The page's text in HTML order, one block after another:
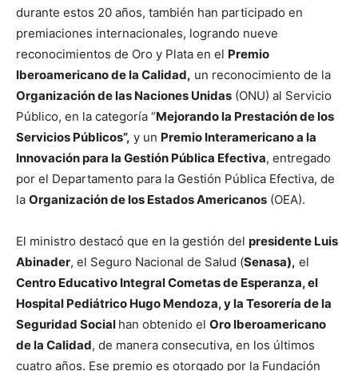
durante estos 20 años, también han participado en
premiaciones internacionales, logrando nueve
reconocimientos de Oro y Plata en el Premio
Iberoamericano de la Calidad, un reconocimiento de la
Organización de las Naciones Unidas (ONU) al Servicio
Público, en la categoría “Mejorando la Prestación de los
Servicios Públicos”, y un Premio Interamericano a la
Innovación para la Gestión Pública Efectiva, entregado
por el Departamento para la Gestión Pública Efectiva, de
la Organización de los Estados Americanos (OEA).
El ministro destacó que en la gestión del presidente Luis
Abinader, el Seguro Nacional de Salud (Senasa), el
Centro Educativo Integral Cometas de Esperanza, el
Hospital Pediátrico Hugo Mendoza, y la Tesorería de la
Seguridad Social han obtenido el Oro Iberoamericano
de la Calidad, de manera consecutiva, en los últimos
cuatro años. Ese premio es otorgado por la Fundación